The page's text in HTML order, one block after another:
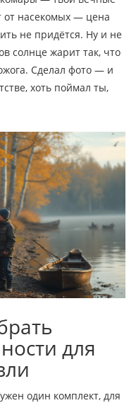
от насекомых — цена
не придётся. Ну и не
солнце жарит так, что
Сделал фото — и
хоть поймал ты,
для
один комплект, для